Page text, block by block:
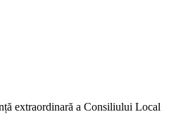
extraordinară a Consiliului Local